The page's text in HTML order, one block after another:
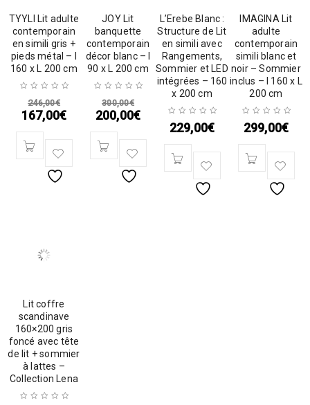
TYYLI Lit adulte
contemporain
en simili gris +
pieds métal – l
160 x L 200 cm
246,00€
167,00€
JOY Lit
banquette
contemporain
décor blanc – l
90 x L 200 cm
300,00€
200,00€
L’Erebe Blanc :
Structure de Lit
en simili avec
Rangements,
Sommier et LED
intégrées – 160
x 200 cm
229,00€
IMAGINA Lit
adulte
contemporain
simili blanc et
noir – Sommier
inclus – l 160 x L
200 cm
299,00€
Lit coffre
scandinave
160×200 gris
foncé avec tête
de lit + sommier
à lattes –
Collection Lena